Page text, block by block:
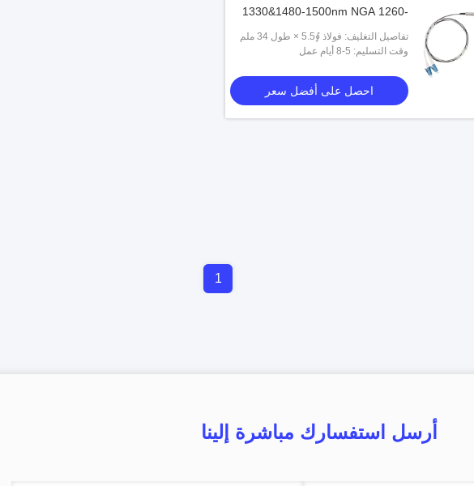
1330&1480-1500nm NGA 1260-
النمط الواحد WDM OADM
تفاصيل التغليف: فولاذ ∮5.5 × طول 34 ملم
وقت التسليم: 5-8 أيام عمل
احصل على أفضل سعر
1
أرسل استفسارك مباشرة إلينا